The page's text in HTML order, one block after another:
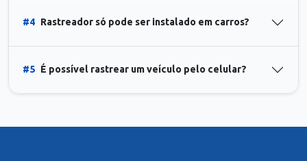
#4 Rastreador só pode ser instalado em carros?
#5 É possível rastrear um veículo pelo celular?